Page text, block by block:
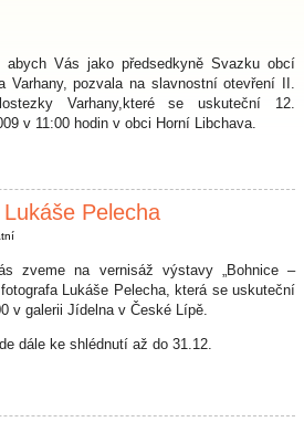
abych Vás jako předsedkyně Svazku obcí
Varhany, pozvala na slavnostní otevření II.
Varhany,které se uskuteční 12.
v 11:00 hodin v obci Horní Libchava.
Pelecha
zveme na vernisáž výstavy „Bohnice –
fotografa Lukáše Pelecha, která se uskuteční
v galerii Jídelna v České Lípě.
dále ke shlédnutí až do 31.12.